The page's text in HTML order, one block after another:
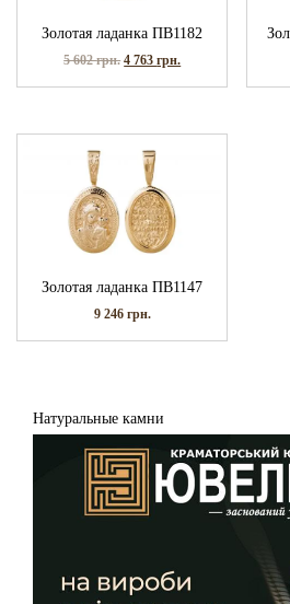
Золотая ладанка ПВ1182
5 602грн. 4 763грн.
Золотая ладанка ПВ1147
9 246 грн.
Натуральные камни